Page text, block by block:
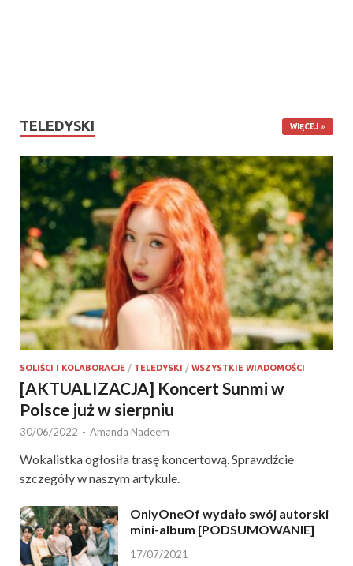
TELEDYSKI WIĘCEJ
SOLIŚCI I KOLABORACJE / TELEDYSKI / WSZYSTKIE WIADOMOŚCI
[AKTUALIZACJA] Koncert Sunmi w
Polsce już w sierpniu
30/06/2022 - Amanda Nadeem
Wokalistka ogłosiła trasę koncertową. Sprawdźcie
szczegóły w naszym artykule.
OnlyOneOf wydało swój autorski
mini-album [PODSUMOWANIE]
17/07/2021